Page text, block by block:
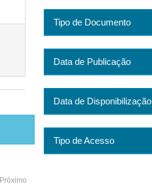
Próximo
Tipo de Documento
Data de Publicação
Data de Disponibilização
Tipo de Acesso